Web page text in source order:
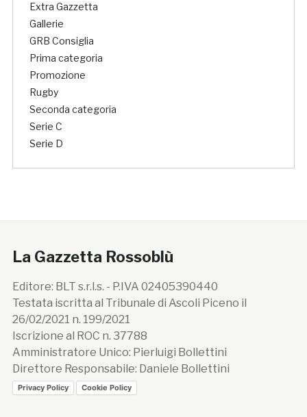
Extra Gazzetta
Gallerie
GRB Consiglia
Prima categoria
Promozione
Rugby
Seconda categoria
Serie C
Serie D
La Gazzetta Rossoblù
Editore: BLT s.r.l.s. - P.IVA 02405390440
Testata iscritta al Tribunale di Ascoli Piceno il
26/02/2021 n. 199/2021
Iscrizione al ROC n. 37788
Amministratore Unico: Pierluigi Bollettini
Direttore Responsabile: Daniele Bollettini
Privacy Policy Cookie Policy